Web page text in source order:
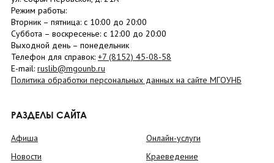
Режим работы:
Вторник – пятница: с 10:00 до 20:00
Суббота – воскресенье: c 12:00 до 20:00
Выходной день – понедельник
Телефон для справок: +7 (8152) 45-08-58
E-mail: ruslib@mgounb.ru
Политика обработки персональных данных на сайте МГОУНБ
РАЗДЕЛЫ САЙТА
Афиша
Новости
Онлайн-услуги
Краеведение